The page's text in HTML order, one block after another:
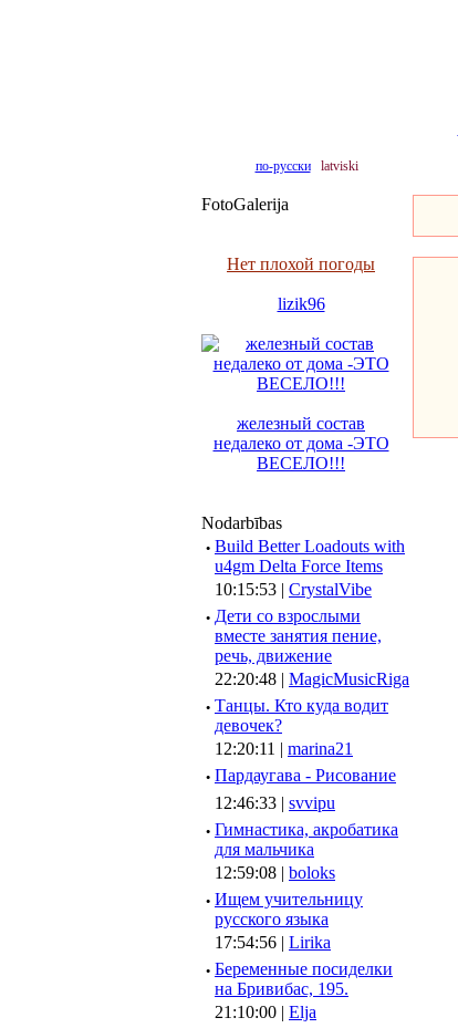
по-русски latviski
FotoGalerija
Нет плохой погоды
lizik96
железный состав
недалеко от дома -ЭТО
ВЕСЕЛО!!!
Nodarbības
· Build Better Loadouts with
u4gm Delta Force Items
10:15:53 | CrystalVibe
· Дети со взрослыми
вместе занятия пение,
речь, движение
22:20:48 | MagicMusicRiga
· Танцы. Кто куда водит
девочек?
12:20:11 | marina21
· Пардаугава - Рисование
12:46:33 | svvipu
· Гимнастика, акробатика
для мальчика
12:59:08 | boloks
· Ищем учительницу
русского языка
17:54:56 | Lirika
· Беременные посиделки
на Бривибас, 195.
21:10:00 | Elja